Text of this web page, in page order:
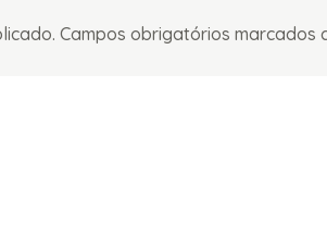
Campos obrigatórios marcados